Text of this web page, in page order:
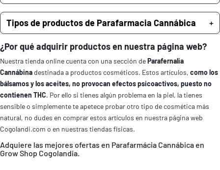
Tipos de productos de Parafarmacia Cannábica
¿Por qué adquirir productos en nuestra página web?
Nuestra tienda online cuenta con una sección deParafernalia
Cannábina destinada a productos cosméticos. Estos artículos, como los
bálsamos y los aceites, no provocan efectos psicoactivos, puesto no
contienen THC. Por ello si tienes algún problema en la piel, la tienes
sensible o simplemente te apetece probar otro tipo de cosmética más
natural, no dudes en comprar estos artículos en nuestra página web
Cogolandi.com o en nuestras tiendas físicas.
Adquiere las mejores ofertas en Parafarmácia Cannábica en
Grow Shop Cogolandia.